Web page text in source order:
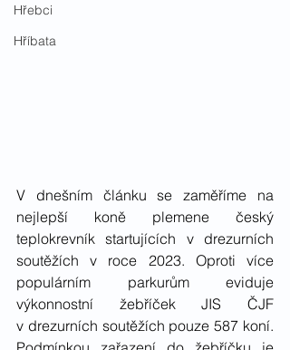
Hřebci
Hříbata
V dnešním článku se zaměříme na
nejlepší koně plemene český
teplokrevník startujících v drezurních
soutěžích v roce 2023. Oproti více
populárním parkurům eviduje
výkonnostní žebříček JIS ČJF
v drezurních soutěžích pouze 587 koní.